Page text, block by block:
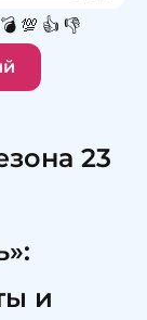
💣 💯 👍 👎
23
и